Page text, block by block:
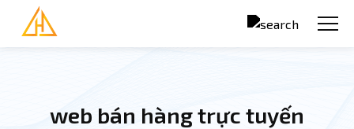
Nhảy đến nội dung
web bán hàng trực tuyến